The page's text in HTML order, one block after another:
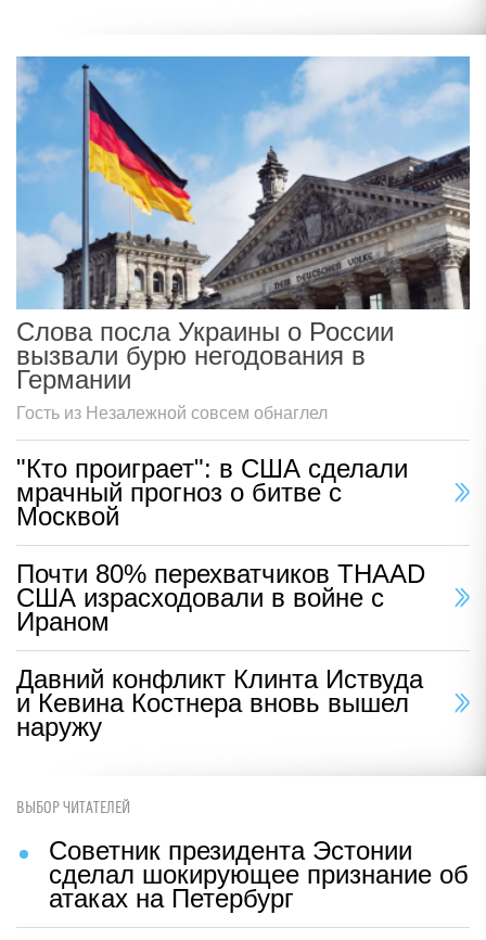
Слова посла Украины о России
вызвали бурю негодования в
Германии
Гость из Незалежной совсем обнаглел
"Кто проиграет": в США сделали
мрачный прогноз о битве с
Москвой
Почти 80% перехватчиков THAAD
США израсходовали в войне с
Ираном
Давний конфликт Клинта Иствуда
и Кевина Костнера вновь вышел
наружу
ВЫБОР ЧИТАТЕЛЕЙ
Советник президента Эстонии
сделал шокирующее признание об
атаках на Петербург